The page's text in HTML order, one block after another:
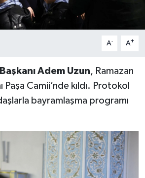
A- A+
Adem Uzun, Ramazan
Paşa Camii’nde kıldı. Protokol
bayramlaşma programı
YAZI